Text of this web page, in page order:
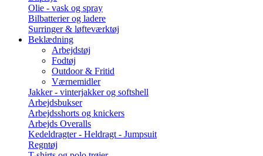
Olie - vask og spray
Bilbatterier og ladere
Surringer & løfteværktøj
Beklædning
Arbejdstøj
Fodtøj
Outdoor & Fritid
Værnemidler
Jakker - vinterjakker og softshell
Arbejdsbukser
Arbejdsshorts og knickers
Arbejds Overalls
Kedeldragter - Heldragt - Jumpsuit
Regntøj